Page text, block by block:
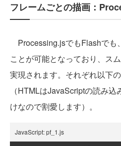
フレームごとの描画：
Processing.jsでもFlashでも
ことが可能となっており、ス
実現されます。それぞれ以下
（HTMLはJavaScriptの読み
けなので割愛します）。
JavaScript: pf_1.js